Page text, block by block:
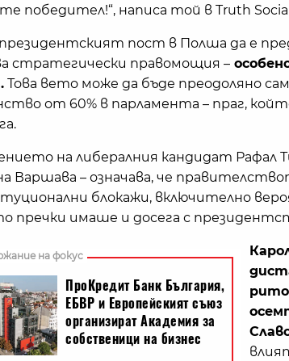
победител!“, написа той в Truth
пост в Полша да е
стратегически правомощия –
Това вето може да бъде преодоляно
от 60% в парламента – праг,
на либералния кандидат Рафал
Варшава – означава, че
блокажи, включително
пречки имаше и досега с